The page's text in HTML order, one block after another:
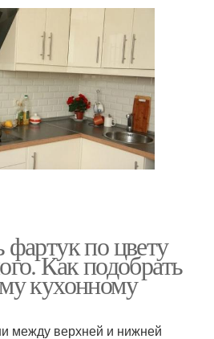
фартук по цвету
Как подобрать
кухонному
между верхней и нижней